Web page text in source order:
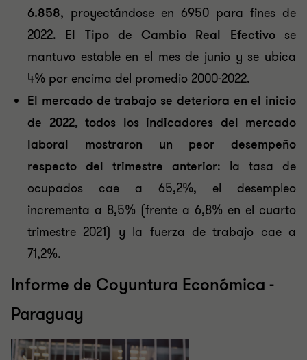
6.858, proyectándose en 6950 para fines de
2022. El Tipo de Cambio Real Efectivo se
mantuvo estable en el mes de junio y se ubica
4% por encima del promedio 2000-2022.
El mercado de trabajo se deteriora en el inicio
de 2022, todos los indicadores del mercado
laboral mostraron un peor desempeño
respecto del trimestre anterior: la tasa de
ocupados cae a 65,2%, el desempleo
incrementa a 8,5% (frente a 6,8% en el cuarto
trimestre 2021) y la fuerza de trabajo cae a
71,2%.
Informe de Coyuntura Económica -
Paraguay